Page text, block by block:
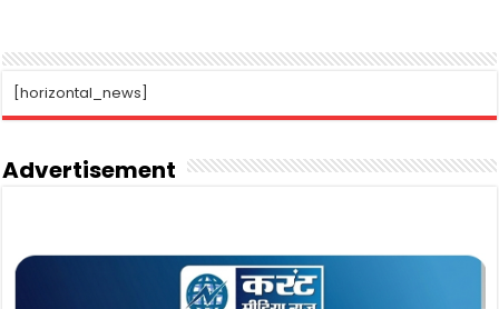
[horizontal_news]
Advertisement